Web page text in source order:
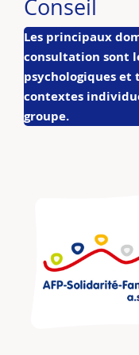
Conseil
Les principaux
consultation sont
psychologiques et
contextes
groupe.